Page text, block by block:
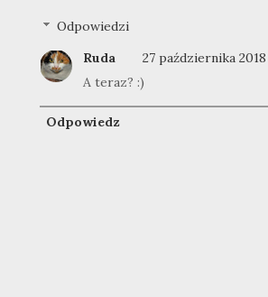
Odpowiedzi
Ruda
27 października 2018
A teraz? :)
Odpowiedz